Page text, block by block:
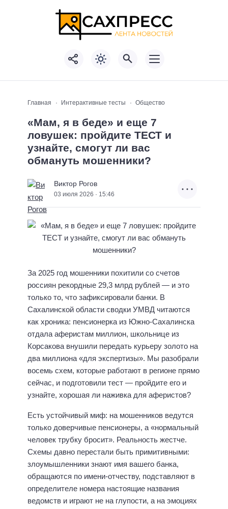
Главная Интерактивные тесты Общество
«Мам, я в беде» и еще 7
ловушек: пройдите ТЕСТ и
узнайте, смогут ли вас
обмануть мошенники?
Виктор Рогов
03 июля 2026 · 15:46
За 2025 год мошенники похитили со счетов
россиян рекордные 29,3 млрд рублей — и это
только то, что зафиксировали банки. В
Сахалинской области сводки УМВД читаются
как хроника: пенсионерка из Южно-Сахалинска
отдала аферистам миллион, школьнице из
Корсакова внушили передать курьеру золото на
два миллиона «для экспертизы». Мы разобрали
восемь схем, которые работают в регионе прямо
сейчас, и подготовили тест — пройдите его и
узнайте, хорошая ли наживка для аферистов?
Есть устойчивый миф: на мошенников ведутся
только доверчивые пенсионеры, а «нормальный
человек трубку бросит». Реальность жестче.
Схемы давно перестали быть примитивными:
злоумышленники знают имя вашего банка,
обращаются по имени-отчеству, подставляют в
определителе номера настоящие названия
ведомств и играют не на глупости, а на эмоциях